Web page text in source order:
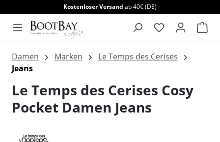
Kostenloser Versand ab 40€ (DE)
Damen Marken
Le Temps des Cerises
Jeans
Le Temps des Cerises Cosy
Pocket Damen Jeans